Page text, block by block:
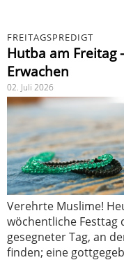
FREITAGSPREDIGT
Hutba am Freitag
Erwachen
02. Juli 2026
Verehrte Muslime!
wöchentliche Festtag
gesegneter Tag, an
finden; eine